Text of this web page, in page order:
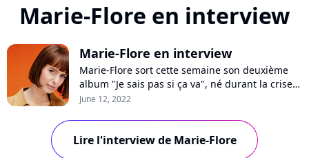
Marie-Flore en interview
Marie-Flore en interview
Marie-Flore sort cette semaine son deuxième
album "Je sais pas si ça va", né durant la crise
sanitaire. Son ouverture musicale aidée par
mélancolie inée ou le jeunisme ambiant dans la
société et dans la musique : interview avec une
June 12, 2022
Lire l'interview de Marie-Flore